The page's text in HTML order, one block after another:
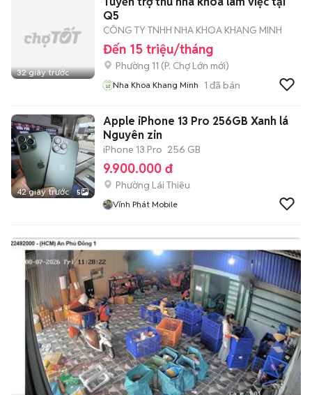
32 giây trước
Q5
CÔNG TY TNHH NHA KHOA KHANG MINH
Đến 15 triệu/tháng
Phường 11 (P. Chợ Lớn mới)
Nha Khoa Khang Minh 1 đã bán
42 giây trước 5
Apple iPhone 13 Pro 256GB Xanh lá
Nguyên zin
iPhone 13 Pro 256 GB
9.900.000 đ
Phường Lái Thiêu
Vĩnh Phát Mobile